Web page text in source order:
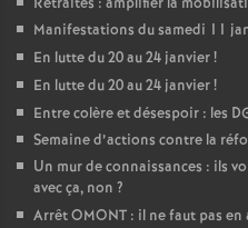
Manifestations du samedi 11
En lutte du 20 au 24 janvier!
En lutte du 20 au 24 janvier!
Entre colère et désespoir : les
Semaine d’actions contre la
Un mur de connaissances : ils
avec ça, non ?
Arrêt OMONT : il ne faut pas en